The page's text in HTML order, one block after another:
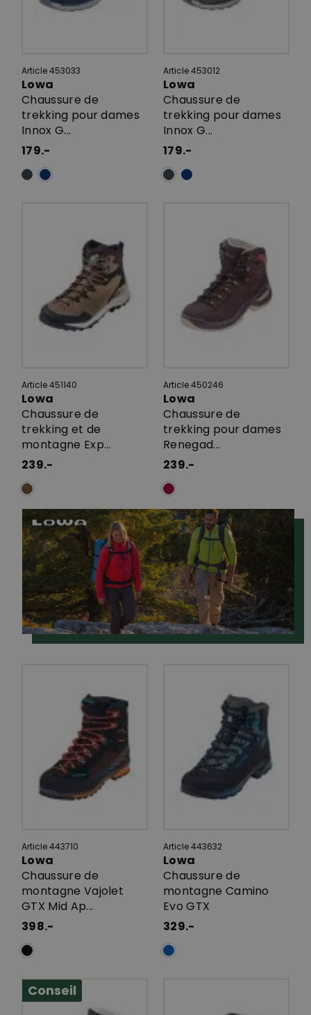
Article 453033
Lowa
Chaussure de
trekking pour dames
Innox G...
179.-
Article 453012
Lowa
Chaussure de
trekking pour dames
Innox G...
179.-
Article 451140
Lowa
Chaussure de
trekking et de
montagne Exp...
239.-
Article 450246
Lowa
Chaussure de
trekking pour dames
Renegad...
239.-
Article 443710
Lowa
Chaussure de
montagne Vajolet
GTX Mid Ap...
398.-
Article 443632
Lowa
Chaussure de
montagne Camino
Evo GTX
329.-
Conseil